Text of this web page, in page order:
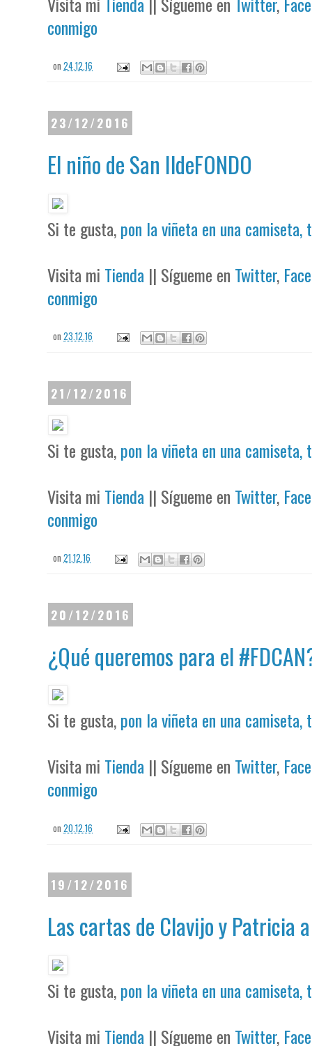
conmigo
on24.12.16
23/12/2016
‪El niño de San IldeFONDO
Si te gusta,pon la viñeta en una camiseta,
Visita mi Tienda || Sígueme en Twitter,
conmigo
on23.12.16
21/12/2016
Si te gusta,pon la viñeta en una camiseta,
Visita mi Tienda || Sígueme en Twitter,
conmigo
on21.12.16
20/12/2016
‪¿Qué queremos para el
Si te gusta,pon la viñeta en una camiseta,
Visita mi Tienda || Sígueme en Twitter,
conmigo
on20.12.16
19/12/2016
Las cartas de Clavijo y Patricia
Si te gusta,pon la viñeta en una camiseta,
Visita mi Tienda || Sígueme en Twitter,